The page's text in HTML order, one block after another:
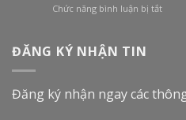
CUỘC
gì
Chức năng bình luận bị tắtở
trò
của
ĐĂNG KÝ NHẬN TIN
Đăng ký nhận ngay các